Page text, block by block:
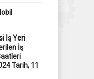
İş Yeri
İş
Tarih, 11